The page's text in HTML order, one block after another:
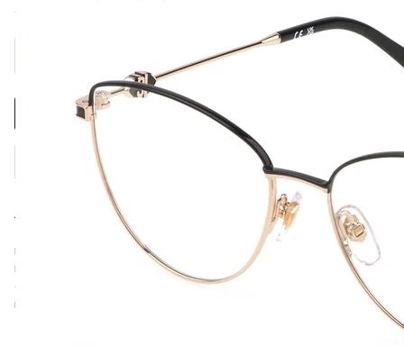
Provador Virtual
A linha Just Cavalli, incluindo Just Cavalli Eyewear, foi criada em
2000 pelo estilista Roberto Cavalli como uma extensão da sua
marca, direcionada a um público mais jovem e com um estilo
irreverente. A linha Just Cavalli é conhecida por seu estilo rock,
cool de rua e urbano, com destaque para o uso de materiais
inovadores e gráficos experimentais.